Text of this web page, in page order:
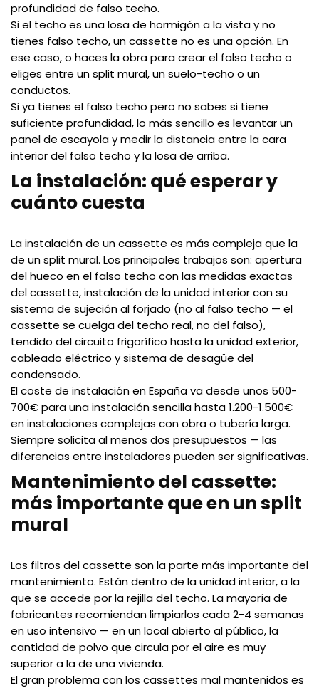
profundidad de falso techo.
Si el techo es una losa de hormigón a la vista y no
tienes falso techo, un cassette no es una opción. En
ese caso, o haces la obra para crear el falso techo o
eliges entre un split mural, un suelo-techo o un
conductos.
Si ya tienes el falso techo pero no sabes si tiene
suficiente profundidad, lo más sencillo es levantar un
panel de escayola y medir la distancia entre la cara
interior del falso techo y la losa de arriba.
La instalación: qué esperar y
cuánto cuesta
La instalación de un cassette es más compleja que la
de un split mural. Los principales trabajos son: apertura
del hueco en el falso techo con las medidas exactas
del cassette, instalación de la unidad interior con su
sistema de sujeción al forjado (no al falso techo — el
cassette se cuelga del techo real, no del falso),
tendido del circuito frigorífico hasta la unidad exterior,
cableado eléctrico y sistema de desagüe del
condensado.
El coste de instalación en España va desde unos 500-
700€ para una instalación sencilla hasta 1.200-1.500€
en instalaciones complejas con obra o tubería larga.
Siempre solicita al menos dos presupuestos — las
diferencias entre instaladores pueden ser significativas.
Mantenimiento del cassette:
más importante que en un split
mural
Los filtros del cassette son la parte más importante del
mantenimiento. Están dentro de la unidad interior, a la
que se accede por la rejilla del techo. La mayoría de
fabricantes recomiendan limpiarlos cada 2-4 semanas
en uso intensivo — en un local abierto al público, la
cantidad de polvo que circula por el aire es muy
superior a la de una vivienda.
El gran problema con los cassettes mal mantenidos es